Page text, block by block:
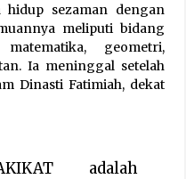
Pelatihan dan Motivasi
Disdikbud Kota Banda
hidup sezaman dengan
meliputi bidang
geometri,
Ia meninggal setelah
Dinasti Fatimiah, dekat
adalah